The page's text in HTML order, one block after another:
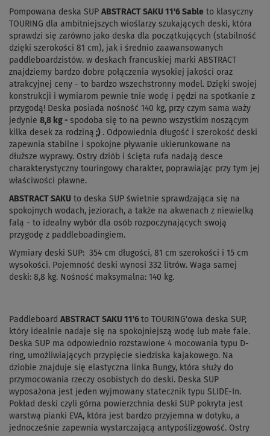
Pompowana deska SUP ABSTRACT SAKU 11'6 Sable to klasyczny
TOURING dla ambitniejszych wioślarzy szukających deski, która
sprawdzi się zarówno jako deska dla początkujących (stabilność
dzięki szerokości 81 cm), jak i średnio zaawansowanych
paddleboardzistów. w deskach francuskiej marki ABSTRACT
znajdziemy bardzo dobre połączenia wysokiej jakości oraz
atrakcyjnej ceny - to bardzo wszechstronny model. Dzięki swojej
konstrukcji i wymiarom pewnie tnie wodę i pędzi na spotkanie z
przygodą! Deska posiada nośność 140 kg, przy czym sama waży
jedynie 8,8 kg - spodoba się to na pewno wszystkim noszącym
kilka desek za rodziną ;) . Odpowiednia długość i szerokość deski
zapewnia stabilne i spokojne pływanie ukierunkowane na
dłuższe wyprawy. Ostry dziób i ścięta rufa nadają desce
charakterystyczny touringowy charakter, poprawiając przy tym jej
właściwości pławne.
ABSTRACT SAKU to deska SUP świetnie sprawdzająca się na
spokojnych wodach, jeziorach, a także na akwenach z niewielką
falą - to idealny wybór dla osób rozpoczynających swoją
przygodę z paddleboadingiem.
Wymiary deski SUP: 354 cm długości, 81 cm szerokości i 15 cm
wysokości. Pojemność deski wynosi 332 litrów. Waga samej
deski: 8,8 kg. Nośność maksymalna: 140 kg.
Paddleboard ABSTRACT SAKU 11'6 to TOURING'owa deska SUP,
który idealnie nadaje się na spokojniejszą wodę lub małe fale.
Deska SUP ma odpowiednio rozstawione 4 mocowania typu D-
ring, umożliwiających przypięcie siedziska kajakowego. Na
dziobie znajduje się elastyczna linka Bungy, która służy do
przymocowania rzeczy osobistych do deski. Deska SUP
wyposażona jest jeden wyjmowany statecznik typu SLIDE-In.
Pokład deski czyli górna powierzchnia deski SUP pokryta jest
warstwą pianki EVA, która jest bardzo przyjemna w dotyku, a
jednocześnie zapewnia wystarczającą antypoślizgowość. Ostry